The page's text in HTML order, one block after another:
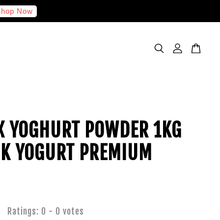
Now
YOGHURT POWDER 1KG
YOGURT PREMIUM
Ratings: 0 - 0 votes